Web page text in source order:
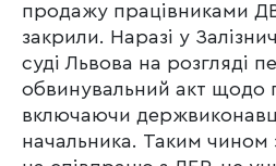
продажу працівниками
закрили. Наразі у
суді Львова на розгляді
обвинувальний акт щодо
включаючи
начальника. Таким чином